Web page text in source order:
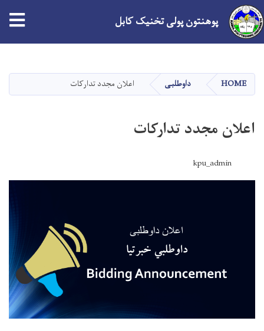
main
content
پوهنتون پولی تخنیک کابل
HOME داوطلبی اعلان مجدد تدارکات
اعلان مجدد تدارکات
kpu_admin